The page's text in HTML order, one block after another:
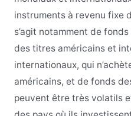
instruments à revenu fixe
s’agit notamment de
des titres américains et
internationaux, qui
américains, et de fonds
peuvent être très volatils